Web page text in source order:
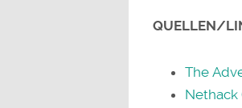
QUELLEN/
The
Nethack